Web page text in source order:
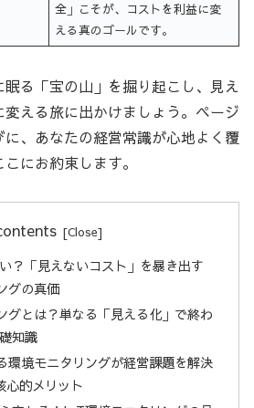
全」こそが、コストを利益に変
える真のゴールです。
る「宝の山」を掘り起こし、見え
える旅に出かけましょう。ページ
、あなたの経営常識が心地よく覆
にお約束します。
？「見えないコスト」を暴き出す
グの真価
グとは？単なる「見える化」で終わ
知識
環境モニタリングが経営課題を解決
心的メリット